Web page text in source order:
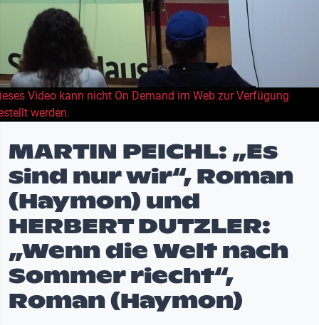
Video kann nicht On Demand im Web zur Verfügung
werden.
MARTIN PEICHL: „Es
sind nur wir“, Roman
(Haymon) und
HERBERT DUTZLER:
„Wenn die Welt nach
Sommer riecht“,
Roman (Haymon)